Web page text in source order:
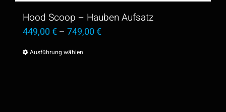
Hood Scoop – Hauben Aufsatz
449,00€– 749,00€
Ausführung wählenDieses